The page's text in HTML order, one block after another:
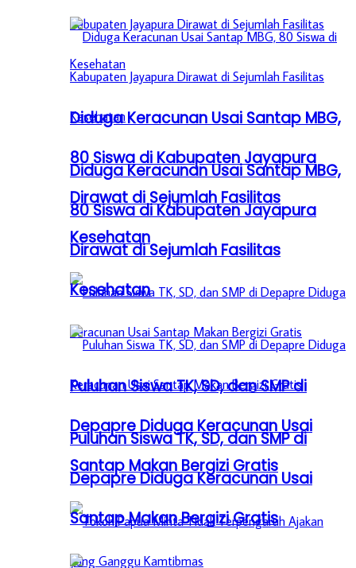
Diduga Keracunan Usai Santap MBG,
80 Siswa di Kabupaten Jayapura
Dirawat di Sejumlah Fasilitas
Kesehatan
Puluhan Siswa TK, SD, dan SMP di
Depapre Diduga Keracunan Usai
Santap Makan Bergizi Gratis
Diduga Keracunan Usai Santap MBG,
80 Siswa di Kabupaten Jayapura
Dirawat di Sejumlah Fasilitas
Kesehatan
Puluhan Siswa TK, SD, dan SMP di
Depapre Diduga Keracunan Usai
Santap Makan Bergizi Gratis